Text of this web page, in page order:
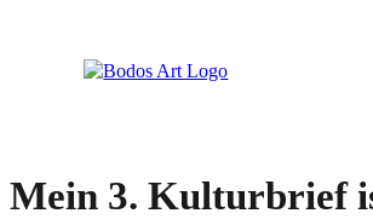
Mein 3. Kulturbrief